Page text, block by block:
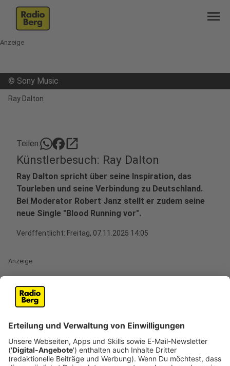
menu
Anzeige
© Sony Music
Ray Dalton
Teilen: open_in_new
Künstlerbesuch: Ray Dalton
Ray Dalton spricht über seine Inspiration, das
Tourleben und seine Verbindung zu Deutschland.
Bei Moderator Robert Janz stellt er zudem seine
neue Single "Blood Running vor".
Veröffentlicht: Freitag, 07.11.2025 14:05
Anzeige
Der Singer und Songwriter Ray Dalton, bekannt durch
seinen Durchbruch vor zwölf Jahren mit Macklemore
und Ryan Lewis, hat kürzlich seine neue Single "Blood
an die Menschen, die ihn inspirieren und unterstützen.
"Der Song handelt davon, was dein Blut in Wallung